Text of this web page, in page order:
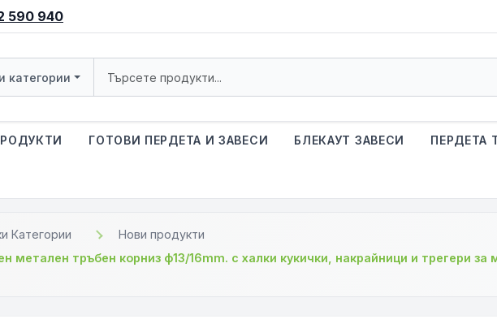
590 940
категории
ГОТОВИ ПЕРДЕТА И ЗАВЕСИ БЛЕКАУТ ЗАВЕСИ ПЕРДЕТА
Категории
Нови продукти
метален тръбен корниз ф13/16mm. с халки кукички, накрайници и трегери